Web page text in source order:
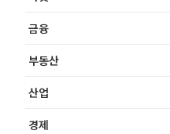
금융
부동산
산업
경제